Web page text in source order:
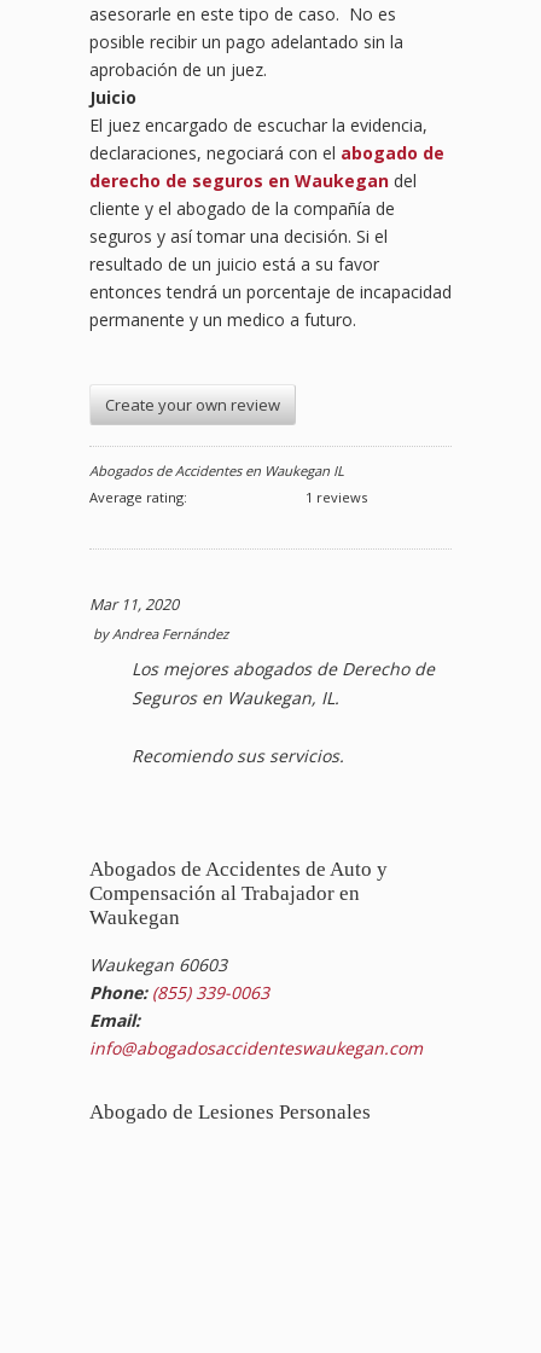
asesorarle en este tipo de caso. No es
posible recibir un pago adelantado sin la
aprobación de un juez.
Juicio
El juez encargado de escuchar la evidencia,
declaraciones, negociará con el abogado de
derecho de seguros en Waukegan del
cliente y el abogado de la compañía de
seguros y así tomar una decisión. Si el
resultado de un juicio está a su favor
entonces tendrá un porcentaje de incapacidad
permanente y un medico a futuro.
Create your own review
Abogados de Accidentes en Waukegan IL
Average rating:
1 reviews
Mar 11, 2020
by Andrea Fernández
Los mejores abogados de Derecho de
Seguros en Waukegan, IL.
Recomiendo sus servicios.
Abogados de Accidentes de Auto y
Compensación al Trabajador en
Waukegan
Waukegan 60603
Phone: (855) 339-0063
Email:
info@abogadosaccidenteswaukegan.com
Abogado de Lesiones Personales